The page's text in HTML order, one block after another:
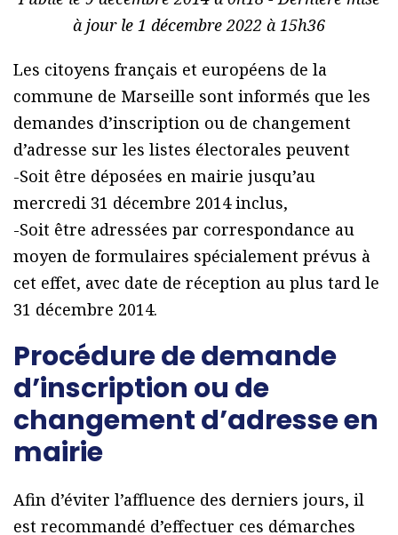
à jour le 1 décembre 2022 à 15h36
Les citoyens français et européens de la
commune de Marseille sont informés que les
demandes d’inscription ou de changement
d’adresse sur les listes électorales peuvent
-Soit être déposées en mairie jusqu’au
mercredi 31 décembre 2014 inclus,
-Soit être adressées par correspondance au
moyen de formulaires spécialement prévus à
cet effet, avec date de réception au plus tard le
31 décembre 2014.
Procédure de demande
d’inscription ou de
changement d’adresse en
mairie
Afin d’éviter l’affluence des derniers jours, il
est recommandé d’effectuer ces démarches